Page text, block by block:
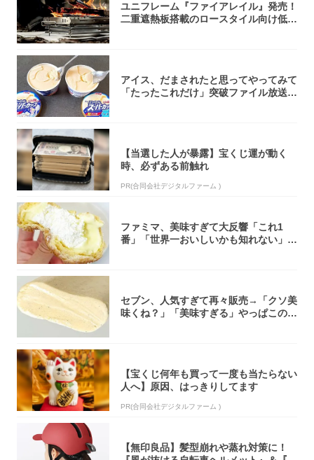
ユニフレーム『ファイアレイル』発売！
二重遮熱板搭載のロースタイル向け低型
アイス、だまされたと思ってやってみて
「たったこれだけ」突破ファイル放送で
【当選した人が暴露】宝くじ運が動く
時、必ずある前触れ
PR(合同会社デジタルファーム )
ファミマ、美味すぎて大反響「これ1
番」「世界一おいしいかも知れない」
セブン、人気すぎて再々販売→「クソ美
味くね？」「美味すぎる」やっぱこのク
【宝くじ何年も買って一度も当たらない
人へ】原因、はっきりしてます
PR(合同会社デジタルファーム )
【無印良品】髪型崩れや蒸れ対策に！